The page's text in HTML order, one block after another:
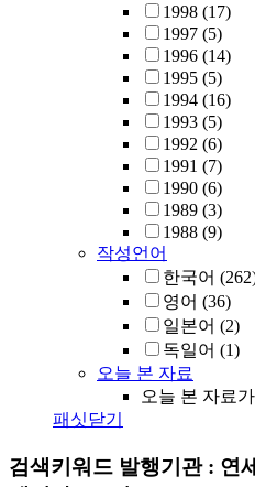
1998 (17)
1997 (5)
1996 (14)
1995 (5)
1994 (16)
1993 (5)
1992 (6)
1991 (7)
1990 (6)
1989 (3)
1988 (9)
작성언어
한국어
영어 (36)
일본어 (2)
독일어 (1)
오늘 본 자료
오늘 본 자료
패싯닫기
검색키워드 발행기관 : 연